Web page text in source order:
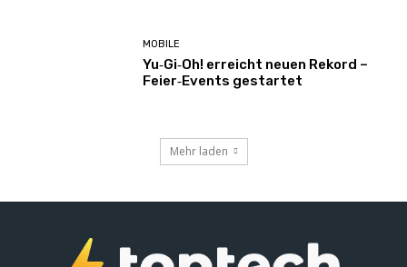
MOBILE
Yu‑Gi‑Oh! erreicht neuen Rekord –
Feier‑Events gestartet
Mehr laden